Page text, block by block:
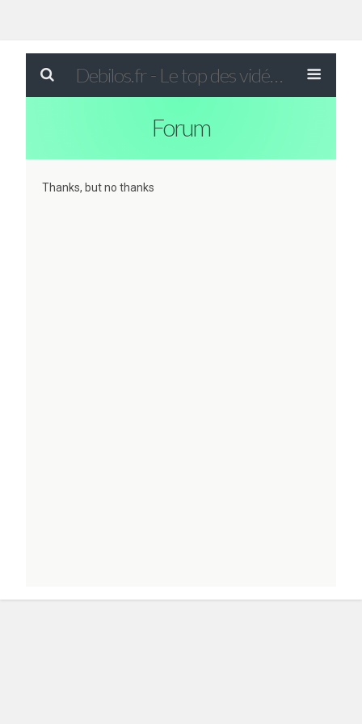
Debilos.fr - Le top des vidéos drôles du WEB !
Forum
Thanks, but no thanks